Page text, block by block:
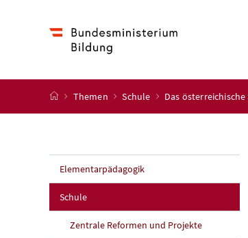
Startseite
Themen Schule Das
Elementarpädagogik
Schule
Zentrale Reformen und Projekte